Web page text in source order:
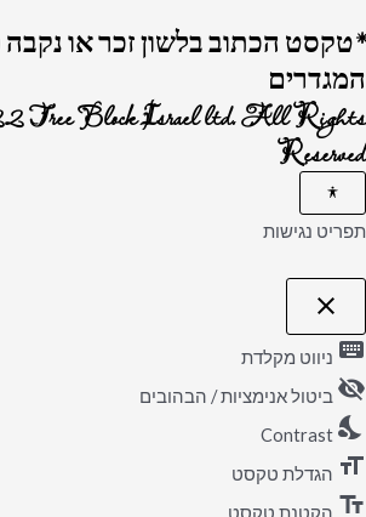
*טקסט הכתוב בלשון זכר או נקבה
המגדרים
Tree Block Israel ltd. All Rights
Reserved
תפריט נגישות
close
פתיחה
של
הנגישות
keyboard ניווט מקלדת
visibility_off ביטול אנימציות / הבהובים
nights_stay
Contrast
format_size הגדלת טקסט
text_fields